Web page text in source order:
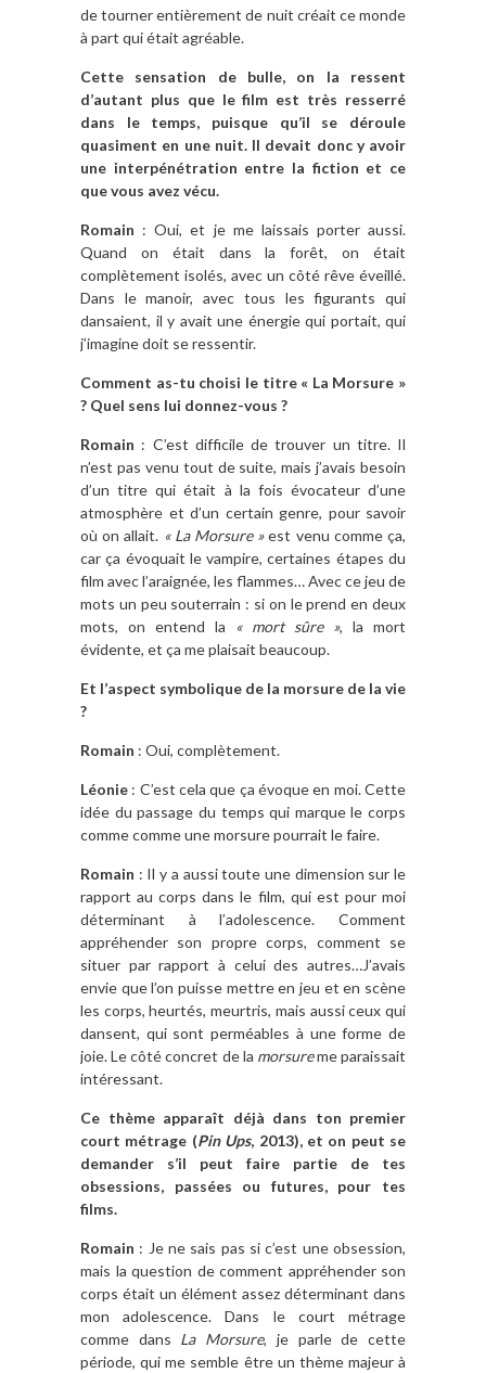
de tourner entièrement de nuit créait ce monde
à part qui était agréable.
Cette sensation de bulle, on la ressent
d’autant plus que le film est très resserré
dans le temps, puisque qu’il se déroule
quasiment en une nuit. Il devait donc y avoir
une interpénétration entre la fiction et ce
que vous avez vécu.
Romain : Oui, et je me laissais porter aussi.
Quand on était dans la forêt, on était
complètement isolés, avec un côté rêve éveillé.
Dans le manoir, avec tous les figurants qui
dansaient, il y avait une énergie qui portait, qui
j’imagine doit se ressentir.
Comment as-tu choisi le titre « La Morsure »
? Quel sens lui donnez-vous ?
Romain : C’est difficile de trouver un titre. Il
n’est pas venu tout de suite, mais j’avais besoin
d’un titre qui était à la fois évocateur d’une
atmosphère et d’un certain genre, pour savoir
où on allait. « La Morsure »est venu comme ça,
car ça évoquait le vampire, certaines étapes du
film avec l’araignée, les flammes… Avec ce jeu de
mots un peu souterrain : si on le prend en deux
mots, on entend la
« mort sûre », la mort
évidente, et ça me plaisait beaucoup.
Et l’aspect symbolique de la morsure de la vie
?
Romain : Oui, complètement.
Léonie : C’est cela que ça évoque en moi. Cette
idée du passage du temps qui marque le corps
comme comme une morsure pourrait le faire.
Romain : Il y a aussi toute une dimension sur le
rapport au corps dans le film, qui est pour moi
déterminant à l’adolescence. Comment
appréhender son propre corps, comment se
situer par rapport à celui des autres…J’avais
envie que l’on puisse mettre en jeu et en scène
les corps, heurtés, meurtris, mais aussi ceux qui
dansent, qui sont perméables à une forme de
joie. Le côté concret de la morsureme paraissait
intéressant.
Ce thème apparaît déjà dans ton premier
court métrage (Pin Ups, 2013), et on peut se
demander s’il peut faire partie de tes
obsessions, passées ou futures, pour tes
films.
Romain : Je ne sais pas si c’est une obsession,
mais la question de comment appréhender son
corps était un élément assez déterminant dans
mon adolescence. Dans le court métrage
comme dans La Morsure, je parle de cette
période, qui me semble être un thème majeur à